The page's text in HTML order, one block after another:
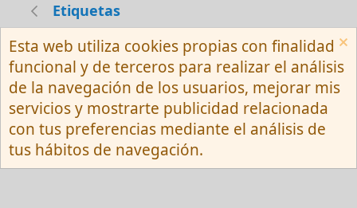
Etiquetas
Español (Neutro) Tu
Contactarnos
Términos y reglas
Privacy policy
Ayuda
R
S
S
Community platform by XenForo ® © 2010-
2026 XenForo Ltd.
Esta web utiliza cookies propias con finalidad
funcional y de terceros para realizar el análisis
de la navegación de los usuarios, mejorar mis
servicios y mostrarte publicidad relacionada
con tus preferencias mediante el análisis de
tus hábitos de navegación.